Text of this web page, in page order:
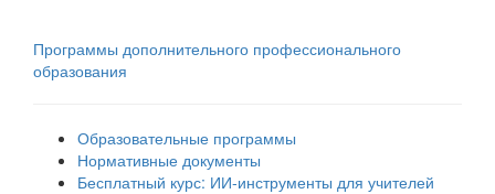
Программы дополнительного профессионального
образования
Образовательные программы
Нормативные документы
Бесплатный курс: ИИ‑инструменты для учителей